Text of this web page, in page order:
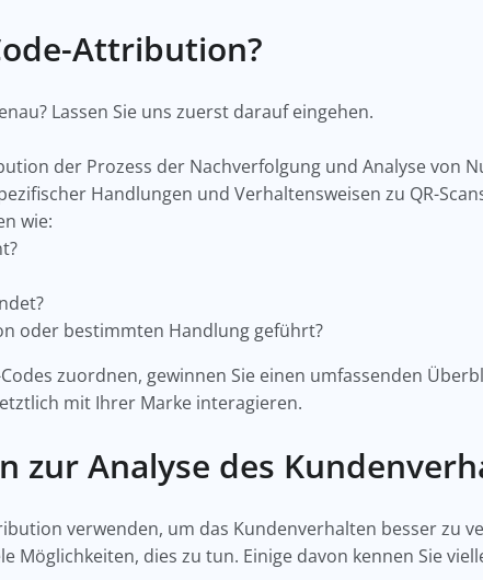
Attribution?
Lassen Sie uns zuerst darauf eingehen.
der Prozess der Nachverfolgung und Analyse von
Handlungen und Verhaltensweisen zu QR-
wie:
oder bestimmten Handlung geführt?
zuordnen, gewinnen Sie einen umfassenden
mit Ihrer Marke interagieren.
zur Analyse des
verwenden, um das Kundenverhalten besser zu
Möglichkeiten, dies zu tun. Einige davon kennen Sie